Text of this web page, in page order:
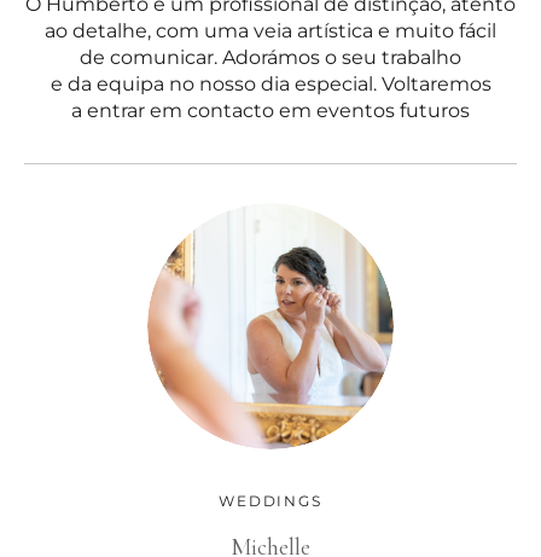
ao detalhe, com uma veia artística e muito fácil
de comunicar. Adorámos o seu trabalho
e da equipa no nosso dia especial. Voltaremos
a entrar em contacto em eventos futuros
WEDDINGS
Michelle